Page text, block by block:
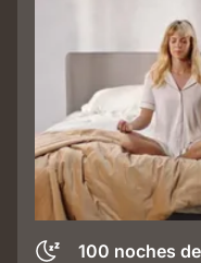
100 noches